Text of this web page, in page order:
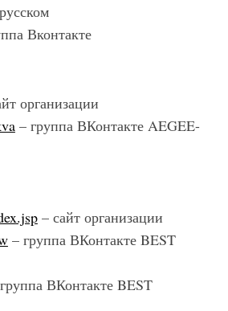
Вконтакте
организации
– группа ВКонтакте AEGEE-
– сайт организации
– группа ВКонтакте BEST
ВКонтакте BEST